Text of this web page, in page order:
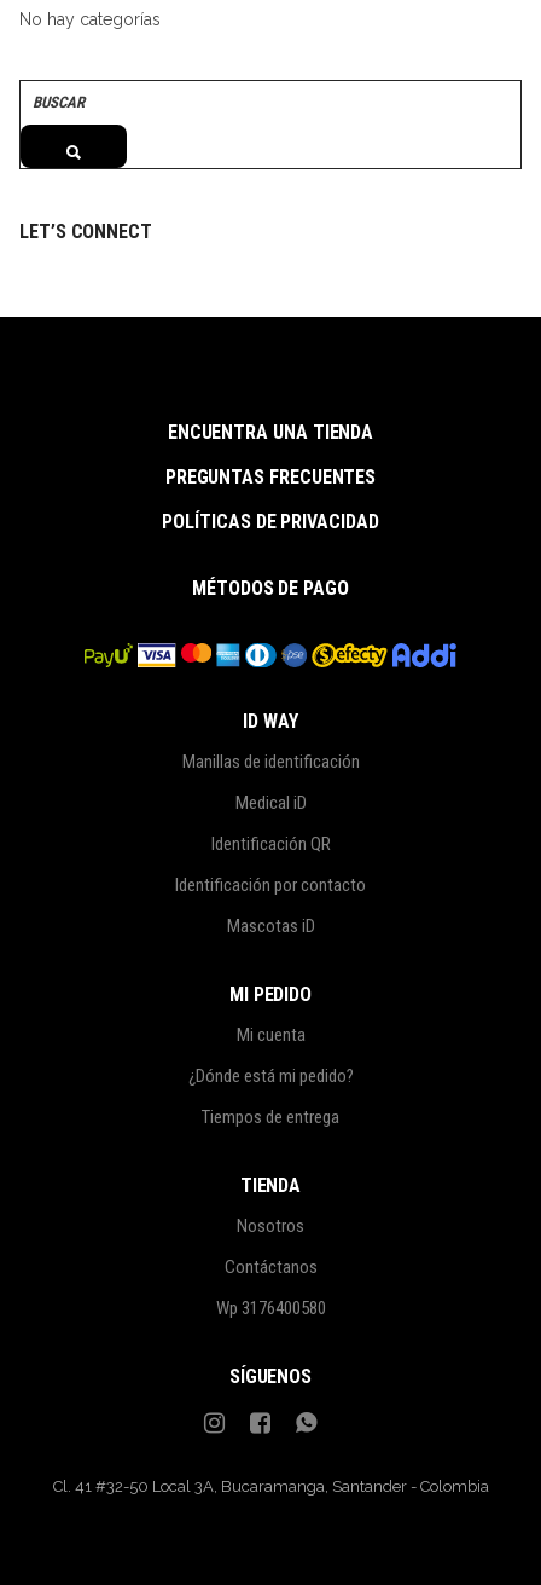
No hay categorías
Search
for:
LET’S CONNECT
ENCUENTRA UNA TIENDA
PREGUNTAS FRECUENTES
POLÍTICAS DE PRIVACIDAD
MÉTODOS DE PAGO
ID WAY
Manillas de identificación
Medical iD
Identificación QR
Identificación por contacto
Mascotas iD
MI PEDIDO
Mi cuenta
¿Dónde está mi pedido?
Tiempos de entrega
TIENDA
Nosotros
Contáctanos
Wp 3176400580
SÍGUENOS
Cl. 41 #32-50 Local 3A, Bucaramanga, Santander - Colombia